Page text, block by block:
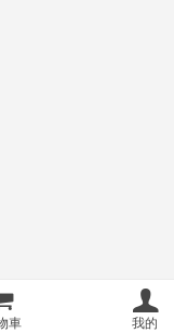
車 我的